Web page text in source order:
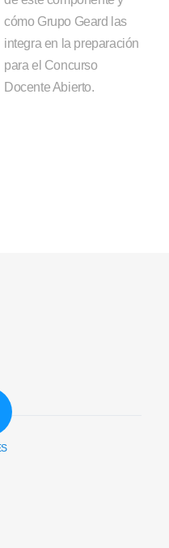
cómo Grupo Geard las
integra en la preparación
para el Concurso
Docente Abierto.